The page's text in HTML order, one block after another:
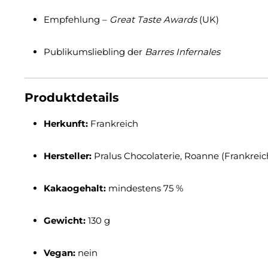
Empfehlung – Great Taste Awards(UK)
Publikumsliebling der Barres Infernales
Produktdetails
Herkunft: Frankreich
Hersteller: Pralus Chocolaterie, Roanne
Kakaogehalt: mindestens 75 %
Gewicht: 130 g
Vegan: nein